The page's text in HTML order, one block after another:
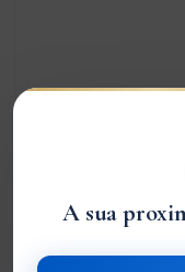
Very Good
Média
A sua